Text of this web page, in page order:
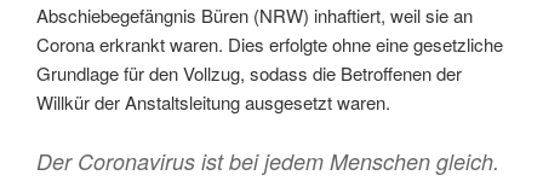
Abschiebegefängnis Büren (NRW) inhaftiert, weil sie an
Corona erkrankt waren. Dies erfolgte ohne eine gesetzliche
Grundlage für den Vollzug, sodass die Betroffenen der
Willkür der Anstaltsleitung ausgesetzt waren.
Der Coronavirus ist bei jedem Menschen gleich.